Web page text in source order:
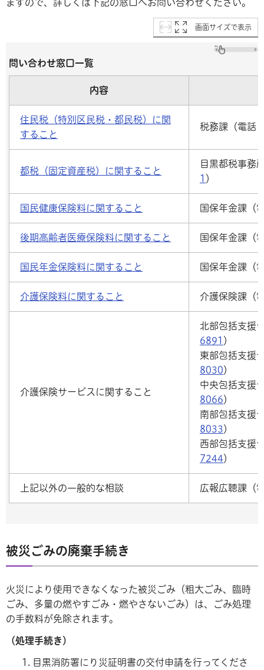
ますので、詳しくは下記の窓口へお問い合わせください。
画面サイズで表示
問い合わせ窓口一覧
内容
住民税（特別区民税・都民税）に関
すること
税務課（電話
都税（固定資産税）に関すること
目黒都税事務
1 ）
国民健康保険料に関すること 国保年金課（
後期高齢者医療保険料に関すること 国保年金課（
国民年金保険料に関すること 国保年金課（
介護保険料に関すること 介護保険課（
介護保険サービスに関すること
北部包括支援
6891 ）
東部包括支援
8030）
中央包括支援
8066）
南部包括支援
8033）
西部包括支援
7244）
上記以外の一般的な相談 広報広聴課（
被災ごみの廃棄手続き
火災により使用できなくなった被災ごみ（粗大ごみ、臨時
ごみ、多量の燃やすごみ・燃やさないごみ）は、ごみ処理
の手数料が免除されます。
（処理手続き）
目黒消防署にり災証明書の交付申請を行ってくださ